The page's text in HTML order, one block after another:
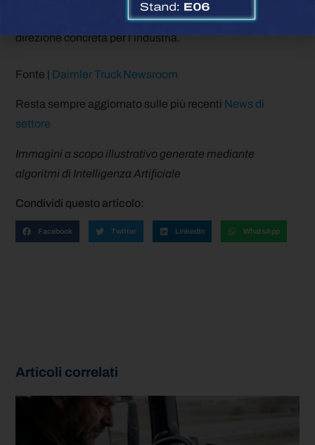
circolare strutturata, iniziative come questa tracciano una
direzione concreta per l’industria.
Fonte | Daimler Truck Newsroom
Resta sempre aggiornato sulle più recenti News di
settore
Immagini a scopo illustrativo generate mediante
algoritmi di Intelligenza Artificiale
Condividi questo articolo:
Facebook Twitter LinkedIn WhatsApp
Articoli correlati